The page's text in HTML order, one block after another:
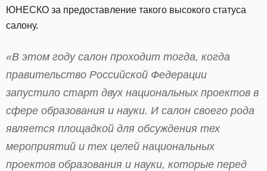
ЮНЕСКО за предоставление такого высокого статуса
салону.
«В этом году салон проходит тогда, когда
правительство Российской Федерации
запустило старт двух национальных проектов в
сфере образования и науки. И салон своего рода
является площадкой для обсуждения тех
мероприятий и тех целей национальных
проектов образования и науки, которые перед